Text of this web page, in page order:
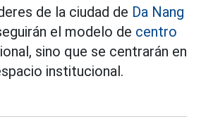
de la ciudad de Da Nang
el modelo de centro
sino que se centrarán en
institucional.